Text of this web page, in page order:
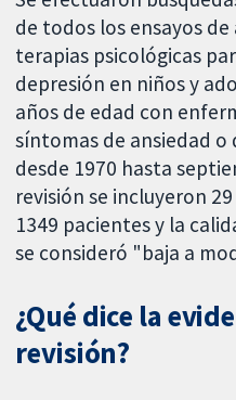
de todos los ensayos
terapias psicológicas
depresión en niños y
años de edad con
síntomas de ansiedad
desde 1970 hasta
revisión se incluyeron
1349 pacientes y la
se consideró "baja a
¿Qué dice la
revisión?